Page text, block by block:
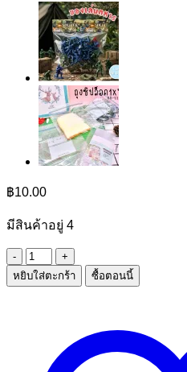
฿10.00
มีสินค้าอยู่ 4
จำนวน
กระปุก+ฝา
หยิบใส่ตะกร้า ซื้อตอนนี้